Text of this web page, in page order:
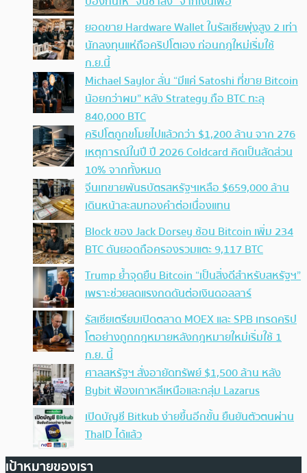
ยอดขาย Hardware Wallet ในรัสเซียพุ่งสูง 2 เท่า
นักลงทุนแห่ถือคริปโตเอง ก่อนกฎใหม่เริ่มใช้
ก.ย.นี้
Michael Saylor ลั่น “มีแค่ Satoshi ที่ขาย Bitcoin
น้อยกว่าผม” หลัง Strategy ถือ BTC ทะลุ
840,000 BTC
คริปโตถูกขโมยไปแล้วกว่า $1,200 ล้าน จาก 276
เหตุการณ์ในปี ปี 2026 Coldcard คิดเป็นสัดส่วน
10% จากทั้งหมด
จีนเทขายพันธบัตรสหรัฐฯเหลือ $659,000 ล้าน
เดินหน้าสะสมทองคำต่อเนื่องแทน
Block ของ Jack Dorsey ช้อน Bitcoin เพิ่ม 234
BTC ดันยอดถือครองรวมแตะ 9,117 BTC
Trump ย้ำจุดยืน Bitcoin “เป็นสิ่งดีสำหรับสหรัฐฯ”
เพราะช่วยลดแรงกดดันต่อเงินดอลลาร์
รัสเซียเตรียมเปิดตลาด MOEX และ SPB เทรดคริป
โตอย่างถูกกฎหมายหลังกฎหมายใหม่เริ่มใช้ 1
ก.ย. นี้
ศาลสหรัฐฯ สั่งอายัดทรัพย์ $1,500 ล้าน หลัง
Bybit ฟ้องเกาหลีเหนือและกลุ่ม Lazarus
เปิดบัญชี Bitkub ง่ายขึ้นอีกขั้น ยืนยันตัวตนผ่าน
ThaID ได้แล้ว
เป้าหมายของเรา